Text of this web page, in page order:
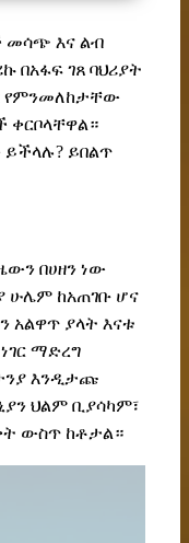
መሳጭ እና ልብ
ገጸ ባህሪያት
የምንመለከታቸው
ይበልጥ
በሀዘን ነው
ሁሌም ከአጠገቡ ሆና
አልዋጥ ያላት እናቱ
ማድረግ
እንዲታጩ
ህልም ቢያሳካም፣
ውስጥ ከቶታል።